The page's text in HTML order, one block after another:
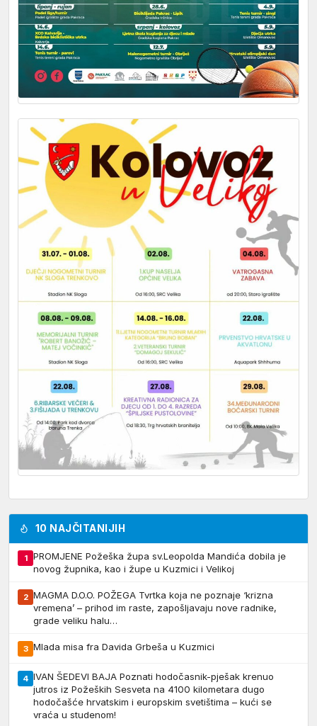
10 NAJČITANIJIH
1
PROMJENE Požeška župa sv.Leopolda Mandića dobila je
novog župnika, kao i župe u Kuzmici i Velikoj
2 MAGMA D.O.O. POŽEGA Tvrtka koja ne poznaje ‘krizna
vremena’ – prihod im raste, zapošljavaju nove radnike,
grade veliku halu…
3 Mlada misa fra Davida Grbeša u Kuzmici
4 IVAN ŠEDEVI BAJA Poznati hodočasnik-pješak krenuo
jutros iz Požeških Sesveta na 4100 kilometara dugo
hodočašće hrvatskim i europskim svetištima – kući se
vraća u studenom!